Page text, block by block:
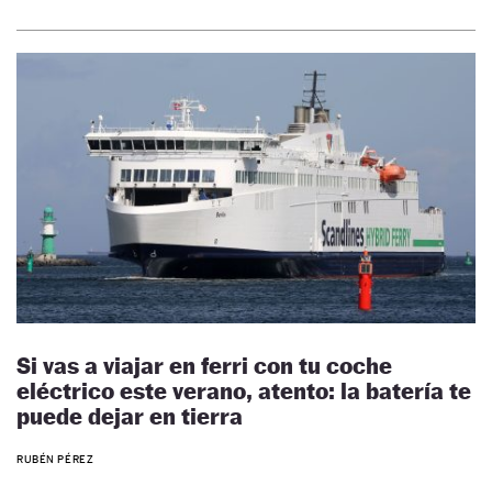
Si vas a viajar en ferri con tu coche
eléctrico este verano, atento: la batería te
puede dejar en tierra
RUBÉN PÉREZ